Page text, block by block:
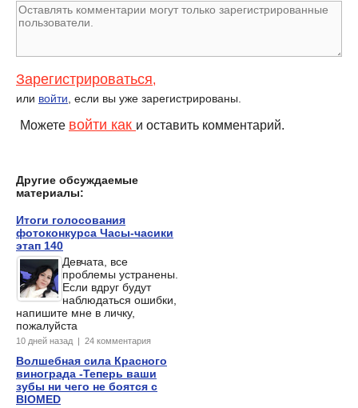
Зарегистрироваться,
или войти , если вы уже зарегистрированы.
Можете войти как и оставить комментарий.
Другие обсуждаемые
материалы:
Итоги голосования
фотоконкурса Часы-часики
этап 140
Девчата, все
проблемы устранены.
Если вдруг будут
наблюдаться ошибки,
напишите мне в личку,
пожалуйста
10 дней назад | 24 комментария
Волшебная сила Красного
винограда -Теперь ваши
зубы ни чего не боятся с
BIOMED